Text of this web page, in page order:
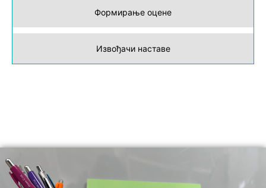
Формирање оцене
Извођачи наставе